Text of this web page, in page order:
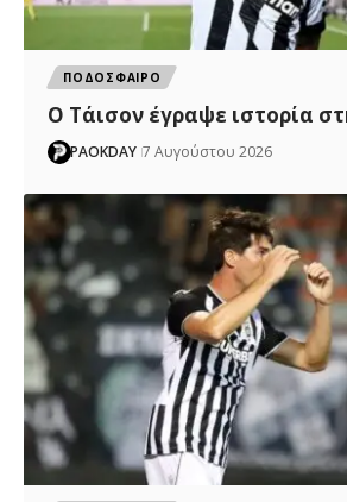
ΠΟΔΟΣΦΑΙΡΟ
Ο Τάισον έγραψε ιστορία
PAOKDAY 7 Αυγούστου 2026